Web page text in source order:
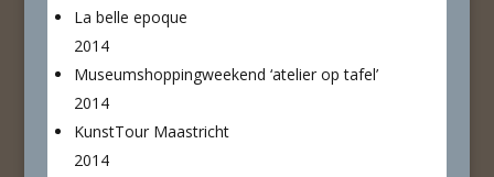
La belle epoque
2014
Museumshoppingweekend ‘atelier op tafel’
2014
KunstTour Maastricht
2014